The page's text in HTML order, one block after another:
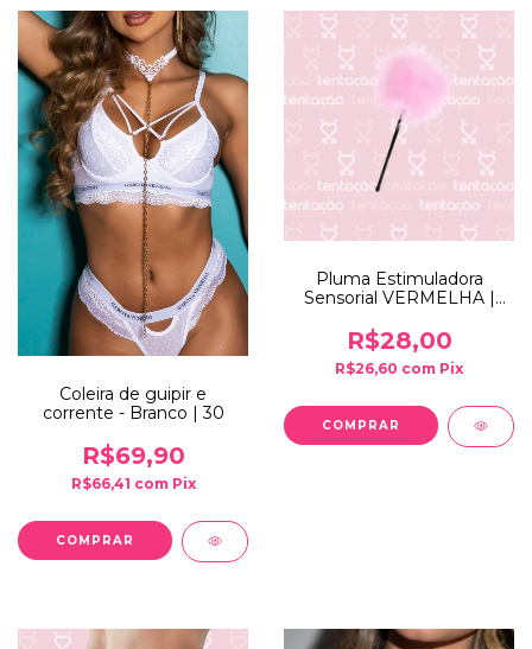
Coleira de guipir e
corrente - Branco | 30
R$69,90
R$66,41 com Pix
Pluma Estimuladora
Sensorial VERMELHA |
R$28,00
R$26,60 com Pix